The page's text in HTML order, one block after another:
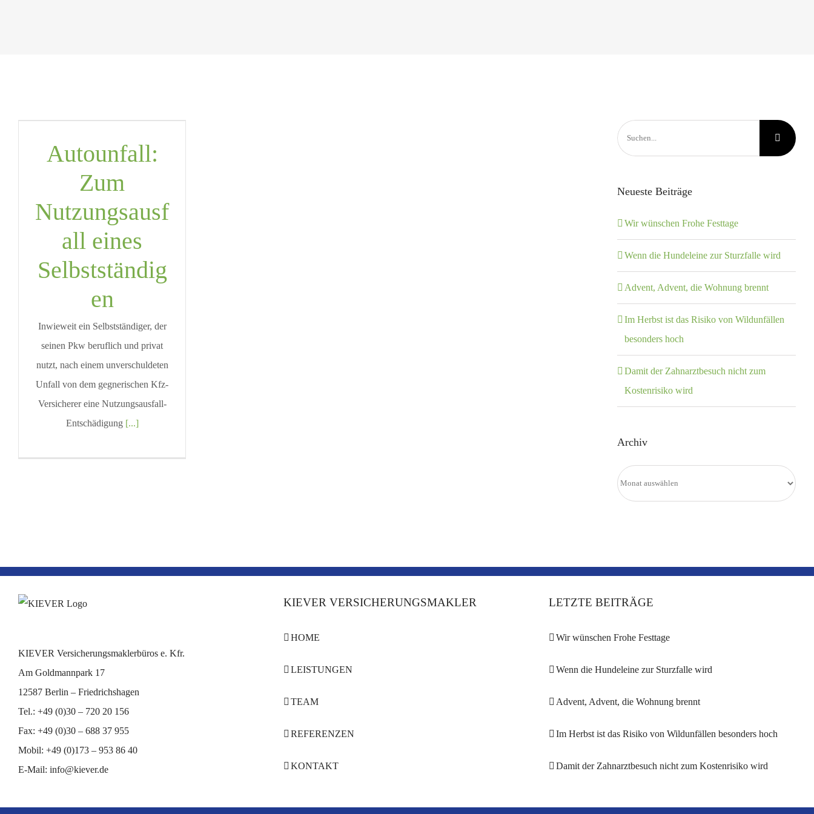
Autounfall:
Zum
Nutzungsausf
all eines
Selbstständig
en
Inwieweit ein Selbstständiger, der
seinen Pkw beruflich und privat
nutzt, nach einem unverschuldeten
Unfall von dem gegnerischen Kfz-
Versicherer eine Nutzungsausfall-
Entschädigung [...]
Suche
nach:
Neueste Beiträge
Wir wünschen Frohe Festtage
Wenn die Hundeleine zur Sturzfalle wird
Advent, Advent, die Wohnung brennt
Im Herbst ist das Risiko von Wildunfällen
besonders hoch
Damit der Zahnarztbesuch nicht zum
Kostenrisiko wird
Archiv
Archiv
KIEVER Versicherungsmaklerbüros e. Kfr.
Am Goldmannpark 17
12587 Berlin – Friedrichshagen
Tel.: +49 (0)30 – 720 20 156
Fax: +49 (0)30 – 688 37 955
Mobil: +49 (0)173 – 953 86 40
E-Mail: info@kiever.de
KIEVER VERSICHERUNGSMAKLER
HOME
LEISTUNGEN
TEAM
REFERENZEN
KONTAKT
LETZTE BEITRÄGE
Wir wünschen Frohe Festtage
Wenn die Hundeleine zur Sturzfalle wird
Advent, Advent, die Wohnung brennt
Im Herbst ist das Risiko von Wildunfällen besonders hoch
Damit der Zahnarztbesuch nicht zum Kostenrisiko wird